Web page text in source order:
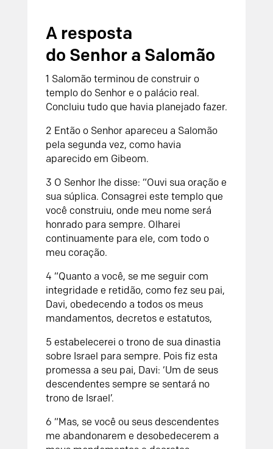
A resposta
do Senhora Salomão
1 Salomão terminou de construir o
templo do Senhore o palácio real.
Concluiu tudo que havia planejado fazer.
2 Então o Senhorapareceu a Salomão
pela segunda vez, como havia
aparecido em Gibeom.
3 O Senhorlhe disse: “Ouvi sua oração e
sua súplica. Consagrei este templo que
você construiu, onde meu nome será
honrado para sempre. Olharei
continuamente para ele, com todo o
meu coração.
4 “Quanto a você, se me seguir com
integridade e retidão, como fez seu pai,
Davi, obedecendo a todos os meus
mandamentos, decretos e estatutos,
5 estabelecerei o trono de sua dinastia
sobre Israel para sempre. Pois fiz esta
promessa a seu pai, Davi: ‘Um de seus
descendentes sempre se sentará no
trono de Israel’.
6 “Mas, se você ou seus descendentes
me abandonarem e desobedecerem a